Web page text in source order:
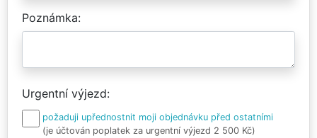
Poznámka
Urgentní výjezd
požaduji upřednostnit moji objednávku před ostatními
(je účtován poplatek za urgentní výjezd 2 500 Kč)